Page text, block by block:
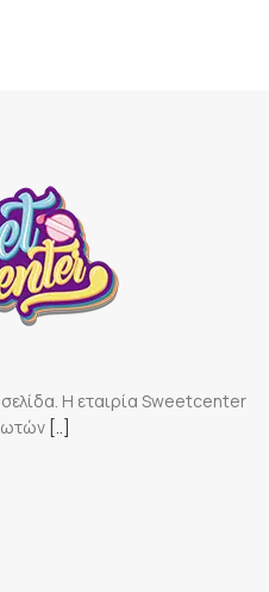
Η εταιρία Sweetcenter
[..]